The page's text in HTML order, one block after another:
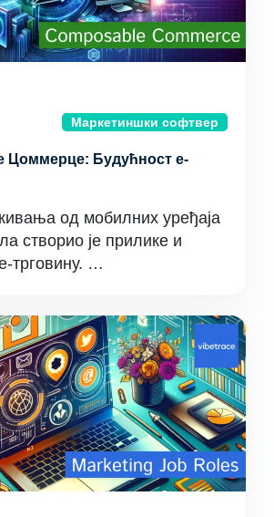
Маркетиншки софтвер
Цоммерце: Будућност е-
од мобилних уређаја
створио је прилике и
трговину. …